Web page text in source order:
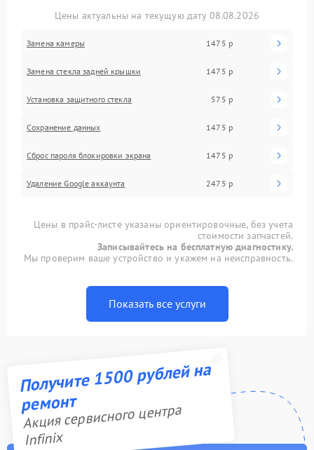
Цены актуальны на текущую дату 08.08.2026
Замена камеры 1475 р
Замена стекла задней крышки 1475 р
Установка защитного стекла 575 р
Сохранение данных 1475 р
Сброс пароля блокировки экрана 1475 р
Удаление Google аккаунта 2475 р
Цены в прайс-листе указаны ориентировочные, без учета
стоимости запчастей.
Записывайтесь на бесплатную диагностику.
Мы проверим ваше устройство и укажем на неисправность.
Показать все услуги
Получите 1500 рублей на
ремонт
Акция сервисного центра
Infinix